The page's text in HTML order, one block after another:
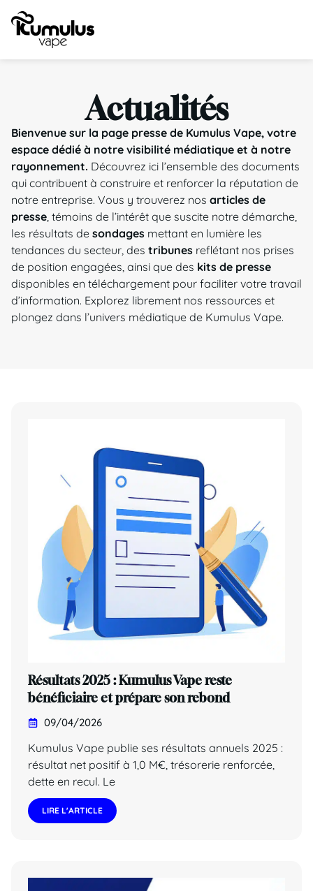
Actualités
Bienvenue sur la page presse de Kumulus Vape, votre
espace dédié à notre visibilité médiatique et à notre
rayonnement. Découvrez ici l’ensemble des documents
qui contribuent à construire et renforcer la réputation de
notre entreprise. Vous y trouverez nos articles de
presse , témoins de l’intérêt que suscite notre démarche,
les résultats de sondages mettant en lumière les
tendances du secteur, des tribunes reflétant nos prises
de position engagées, ainsi que des kits de presse
disponibles en téléchargement pour faciliter votre travail
d’information. Explorez librement nos ressources et
plongez dans l’univers médiatique de Kumulus Vape.
Résultats 2025 : Kumulus Vape reste
bénéficiaire et prépare son rebond
09/04/2026
Kumulus Vape publie ses résultats annuels 2025 :
résultat net positif à 1,0 M€, trésorerie renforcée,
dette en recul. Le
LIRE L'ARTICLE